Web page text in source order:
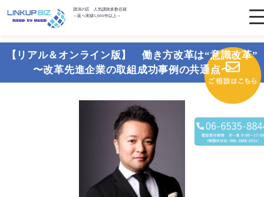
講演の匠 人気講師多数在籍
～延べ実績5,000件以上～
【リアル＆オンライン版】 働き方改革は“意識改革”
〜改革先進企業の取組成功事例の共通点〜